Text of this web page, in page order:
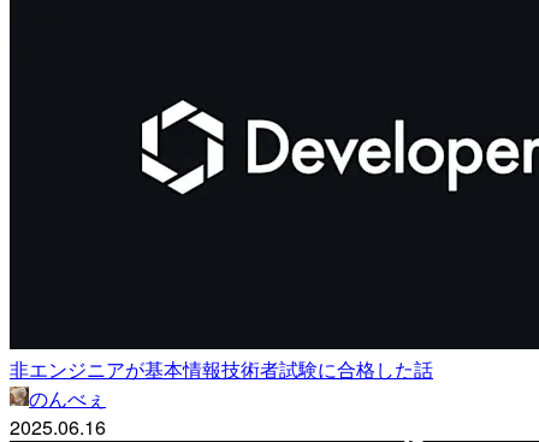
非エンジニアが基本情報技術者試験に合格した話
のんべぇ
2025.06.16